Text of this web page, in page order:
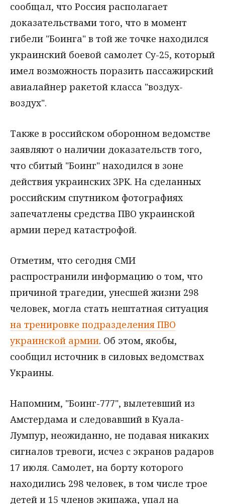
сообщал, что Россия располагает
доказательствами того, что в момент
гибели "Боинга" в той же точке находился
украинский боевой самолет Су-25, который
имел возможность поразить пассажирский
авиалайнер ракетой класса "воздух-
воздух".
Также в российском оборонном ведомстве
заявляют о наличии доказательств того,
что сбитый "Боинг" находился в зоне
действия украинских ЗРК. На сделанных
российским спутником фотографиях
запечатлены средства ПВО украинской
армии перед катастрофой.
Отметим, что сегодня СМИ
распространили информацию о том, что
причиной трагедии, унесшей жизни 298
человек, могла стать нештатная ситуация
на тренировке подразделения ПВО
украинской армии. Об этом, якобы,
сообщил источник в силовых ведомствах
Украины.
Напомним, "Боинг-777", вылетевший из
Амстердама и следовавший в Куала-
Лумпур, неожиданно, не подавая никаких
сигналов тревоги, исчез с экранов радаров
17 июля. Самолет, на борту которого
находились 298 человек, в том числе трое
детей и 15 членов экипажа, упал на